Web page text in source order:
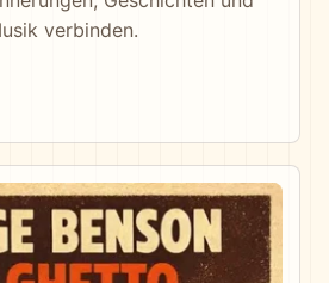
verbinden.